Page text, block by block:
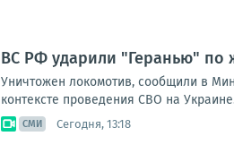
ВС РФ ударили "Геранью" по
Уничтожен локомотив, сообщили в
контексте проведения СВО на
СМИ Сегодня, 13:18